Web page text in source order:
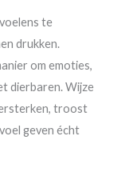
te
drukken.
om emoties,
dierbaren. Wijze
troost
geven écht